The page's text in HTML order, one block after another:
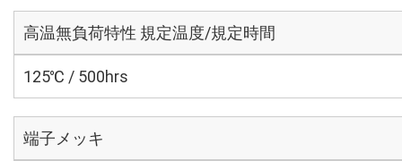
高温無負荷特性 規定温度/規定時間
125℃ / 500hrs
端子メッキ